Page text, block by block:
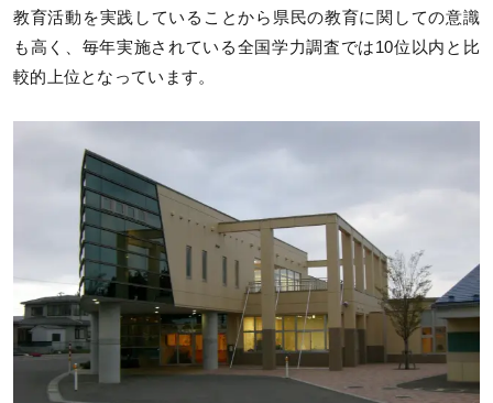
教育活動を実践していることから県民の教育に関しての意識
も高く、毎年実施されている全国学力調査では10位以内と比
較的上位となっています。